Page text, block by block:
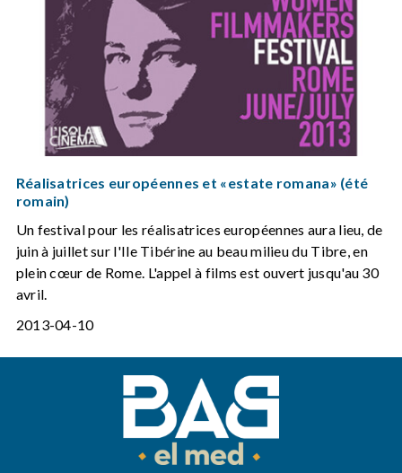
Réalisatrices européennes et «estate romana» (été
romain)
Un festival pour les réalisatrices européennes aura lieu, de
juin à juillet sur l'Ile Tibérine au beau milieu du Tibre, en
plein cœur de Rome. L'appel à films est ouvert jusqu'au 30
avril.
2013-04-10